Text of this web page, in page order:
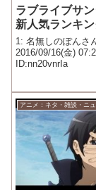
ラブライブサ
新人気ランキ
1: 名無しのぽんさ
2016/09/16(金)
ID:nn20vnrIa
アニメ：ネタ・雑談・ニュ